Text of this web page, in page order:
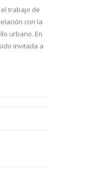
el trabajo de
con la
urbano. En
invitada a